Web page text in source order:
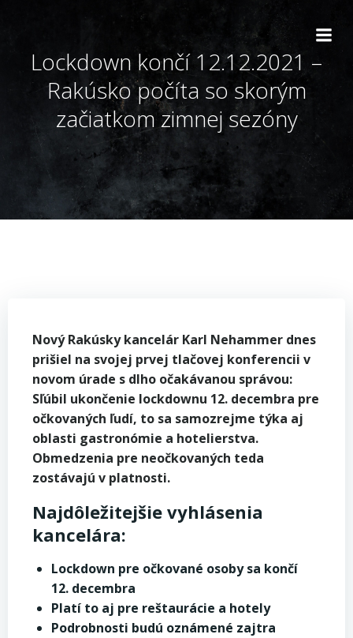
content
Lockdown končí 12.12.2021 –
Rakúsko počíta so skorým
začiatkom zimnej sezóny
Nový Rakúsky kancelár Karl Nehammer dnes
prišiel na svojej prvej tlačovej konferencii v
novom úrade s dlho očakávanou správou:
Sľúbil ukončenie lockdownu 12. decembra pre
očkovaných ľudí, to sa samozrejme týka aj
oblasti gastronómie a hotelierstva.
Obmedzenia pre neočkovaných teda
zostávajú v platnosti.
Najdôležitejšie vyhlásenia
kancelára:
Lockdown pre očkované osoby sa končí
12. decembra
Platí to aj pre reštaurácie a hotely
Podrobnosti budú oznámené zajtra